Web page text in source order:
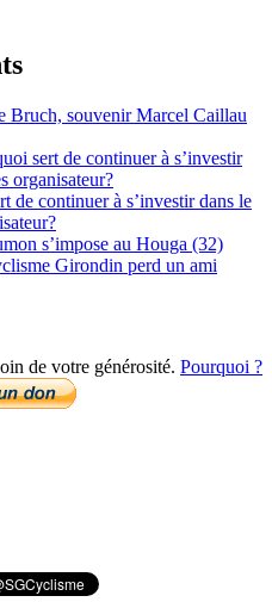
Bruch, souvenir Marcel Caillau
sert de continuer à s’investir
organisateur?
de continuer à s’investir dans le
s’impose au Houga (32)
Girondin perd un ami
de votre générosité. Pourquoi ?